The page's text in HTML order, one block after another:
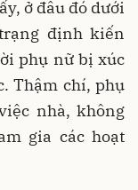
ở đâu đó dưới
định kiến
phụ nữ bị xúc
Thậm chí, phụ
nhà, không
gia các hoạt